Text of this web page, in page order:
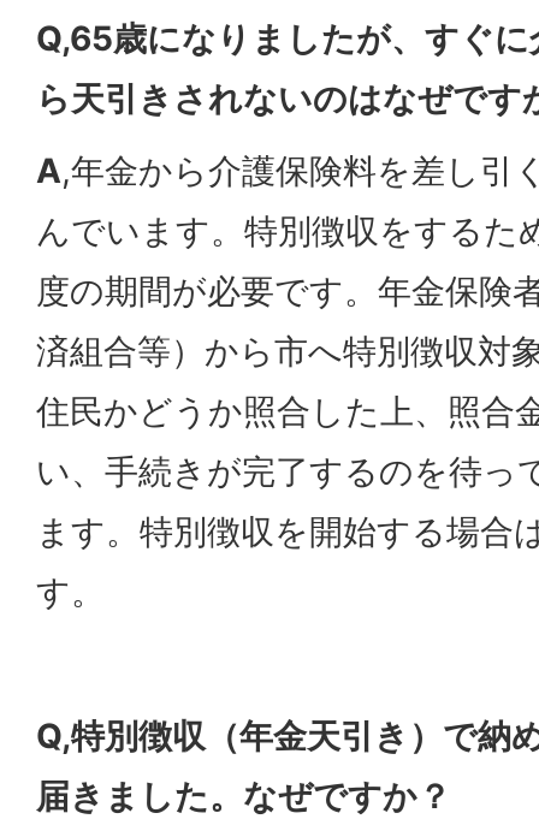
Q,65歳になりましたが、すぐ
ら天引きされないのはなぜです
A,年金から介護保険料を差し引
んでいます。特別徴収をするた
度の期間が必要です。年金保険
済組合等）から市へ特別徴収対
住民かどうか照合した上、照合
い、手続きが完了するのを待っ
ます。特別徴収を開始する場合
す。
Q,特別徴収（年金天引き）で納
届きました。なぜですか？